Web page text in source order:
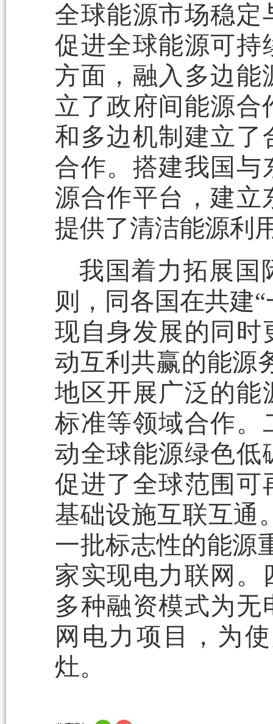
全球能源市场稳定
促进全球能源可持
方面，融入多边能
立了政府间能源合
和多边机制建立了
合作。搭建我国与
源合作平台，建立
提供了清洁能源利
我国着力拓展国
则，同各国在共建
现自身发展的同时
动互利共赢的能源
地区开展广泛的能
标准等领域合作。
动全球能源绿色低
促进了全球范围可
基础设施互联互通
一批标志性的能源
家实现电力联网
多种融资模式为
网电力项目，为
灶。